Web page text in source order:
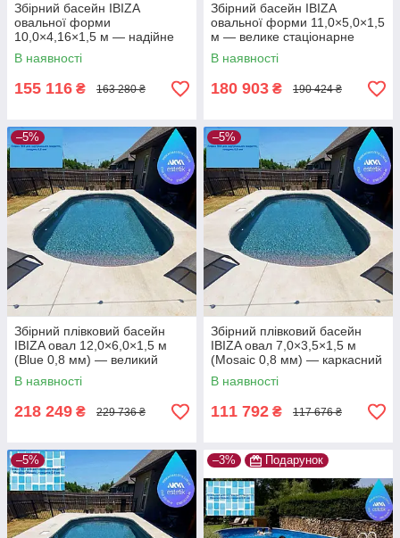
Збірний басейн IBIZA
овальної форми
10,0×4,16×1,5 м — надійне
стаціонарне рішення для
великої ділянки
В наявності
155 116 ₴ 163 280 ₴
Збірний басейн IBIZA
овальної форми 11,0×5,0×1,5
м — велике стаціонарне
рішення для комфортного
плавання
В наявності
180 903 ₴ 190 424 ₴
–5%
Збірний плівковий басейн
IBIZA овал 12,0×6,0×1,5 м
(Blue 0,8 мм) — великий
стаціонарний басейн під
встановлення в котлован
В наявності
218 249 ₴ 229 736 ₴
–5%
Збірний плівковий басейн
IBIZA овал 7,0×3,5×1,5 м
(Mosaic 0,8 мм) — каркасний
басейн для приватного
використання
В наявності
111 792 ₴ 117 676 ₴
–5% –3% Подарунок